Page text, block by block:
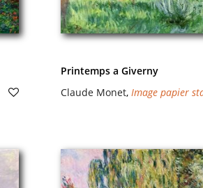
Printemps a Giverny
Claude Monet, Image papier